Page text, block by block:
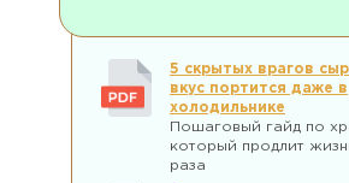
5 скрытых врагов
вкус портится даже в
холодильнике
Пошаговый гайд по
который продлит
раза